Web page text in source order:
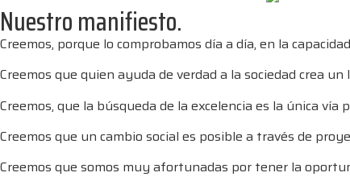
Nuestro manifiesto.
Creemos, porque lo comprobamos día a día, en la
Creemos que quien ayuda de verdad a la sociedad crea
Creemos, que la búsqueda de la excelencia es la única
Creemos que un cambio social es posible a través de
Creemos que somos muy afortunadas por tener la